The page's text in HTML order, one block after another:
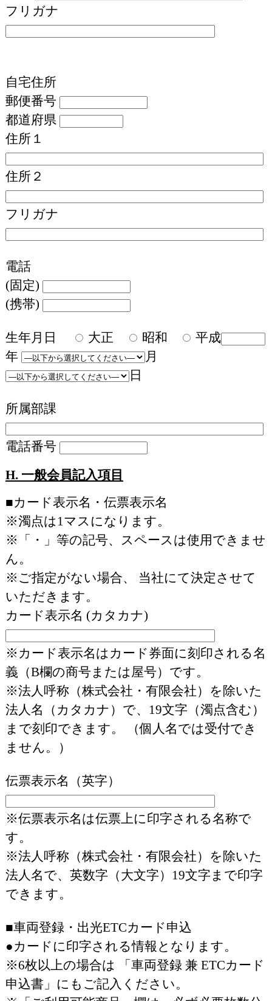
フリガナ
自宅住所
郵便番号
都道府県
住所１
住所２
フリガナ
電話
(固定)
(携帯)
生年月日 大正 昭和
平成
年
月
日
所属部課
電話番号
H. 一般会員記入項目
■カード表示名・伝票表示名
※濁点は1マスになります。
※「・」等の記号、スペースは使用できませ
ん。
※ご指定がない場合、 当社にて決定させて
いただきます。
カード表示名 (カタカナ)
※カード表示名はカード券面に刻印される名
義（B欄の商号または屋号）です。
※法人呼称（株式会社・有限会社）を除いた
法人名（カタカナ）で、19文字（濁点含む）
まで刻印できます。 （個人名では受付でき
ません。）
伝票表示名（英字）
※伝票表示名は伝票上に印字される名称で
す。
※法人呼称（株式会社・有限会社）を除いた
法人名で、英数字（大文字）19文字まで印字
できます。
■車両登録・出光ETCカード申込
●カードに印字される情報となります。
※6枚以上の場合は 「車両登録 兼 ETCカード
申込書」にもご記入ください。